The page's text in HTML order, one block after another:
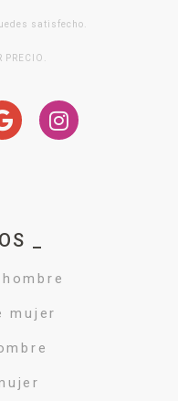
satisfecho.
_
mujer